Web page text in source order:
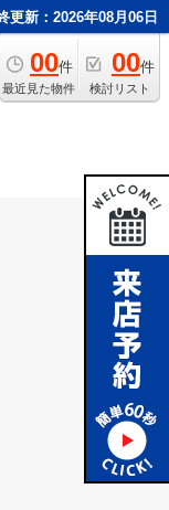
更新：2026年08月06日
00件
最近見た物件
00件
検討リスト